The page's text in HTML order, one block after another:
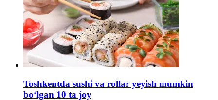
Toshkentda sushi va rollar yeyish mumkin
boʻlgan 10 ta joy